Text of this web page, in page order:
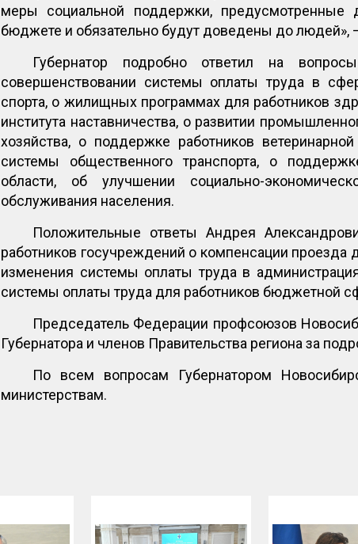
меры социальной поддержки, предусмотренные
бюджете и обязательно будут доведены до людей»,
Губернатор подробно ответил на
совершенствовании системы оплаты труда в
спорта, о жилищных программах для работников
института наставничества, о развитии
хозяйства, о поддержке работников
системы общественного транспорта, о
области, об улучшении социально-
обслуживания населения.
Положительные ответы Андрея
работников госучреждений о компенсации
изменения системы оплаты труда в
системы оплаты труда для работников бюджетной
Председатель Федерации профсоюзов
Губернатора и членов Правительства региона за
По всем вопросам Губернатором
министерствам.